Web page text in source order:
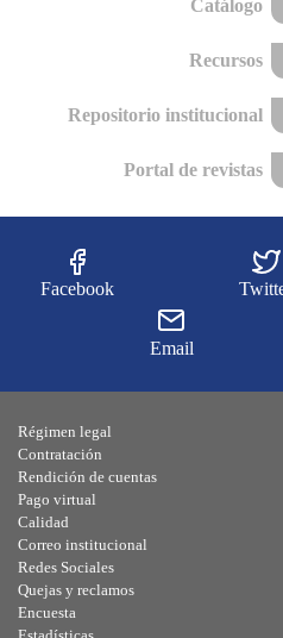
Catálogo
Recursos
Repositorio institucional
Portal de revistas
Facebook
Email
Régimen legal
Contratación
Rendición de cuentas
Pago virtual
Calidad
Correo institucional
Redes Sociales
Quejas y reclamos
Encuesta